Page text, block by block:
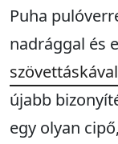
Puha
nadrággal és
szövettáskával
újabb
egy olyan